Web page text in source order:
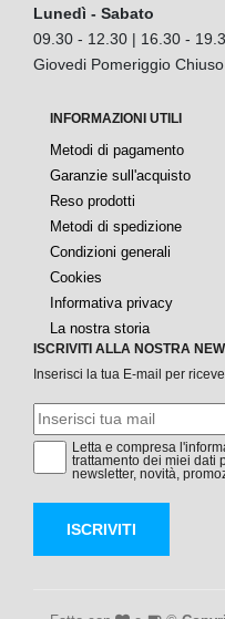
Lunedì - Sabato
09.30 - 12.30 | 16.30 -
Giovedi Pomeriggio Chiuso
INFORMAZIONI UTILI
Metodi di pagamento
Garanzie sull'acquisto
Reso prodotti
Metodi di spedizione
Condizioni generali
Cookies
Informativa privacy
La nostra storia
ISCRIVITI ALLA NOSTRA
Inserisci la tua E-mail per
Letta e compresa
trattamento dei miei dati
newsletter, novità,
ISCRIVITI